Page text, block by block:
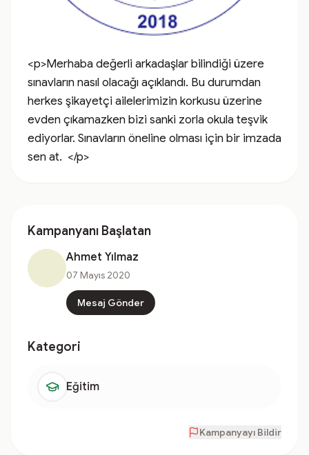
<p>Merhaba değerli arkadaşlar bilindiği üzere
sınavların nasıl olacağı açıklandı. Bu durumdan
herkes şikayetçi ailelerimizin korkusu üzerine
evden çıkamazken bizi sanki zorla okula teşvik
ediyorlar. Sınavların öneline olması için bir imzada
sen at.  </p>
Kampanyanı Başlatan
Ahmet Yılmaz
07 Mayıs 2020
Mesaj Gönder
Kategori
Eğitim
Kampanyayı Bildir